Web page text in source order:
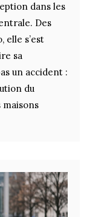
dans les
Des
elle s’est
sa
un accident :
du